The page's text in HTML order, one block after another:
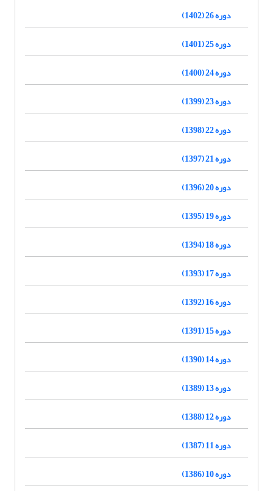
دوره 26 (1402)
دوره 25 (1401)
دوره 24 (1400)
دوره 23 (1399)
دوره 22 (1398)
دوره 21 (1397)
دوره 20 (1396)
دوره 19 (1395)
دوره 18 (1394)
دوره 17 (1393)
دوره 16 (1392)
دوره 15 (1391)
دوره 14 (1390)
دوره 13 (1389)
دوره 12 (1388)
دوره 11 (1387)
دوره 10 (1386)